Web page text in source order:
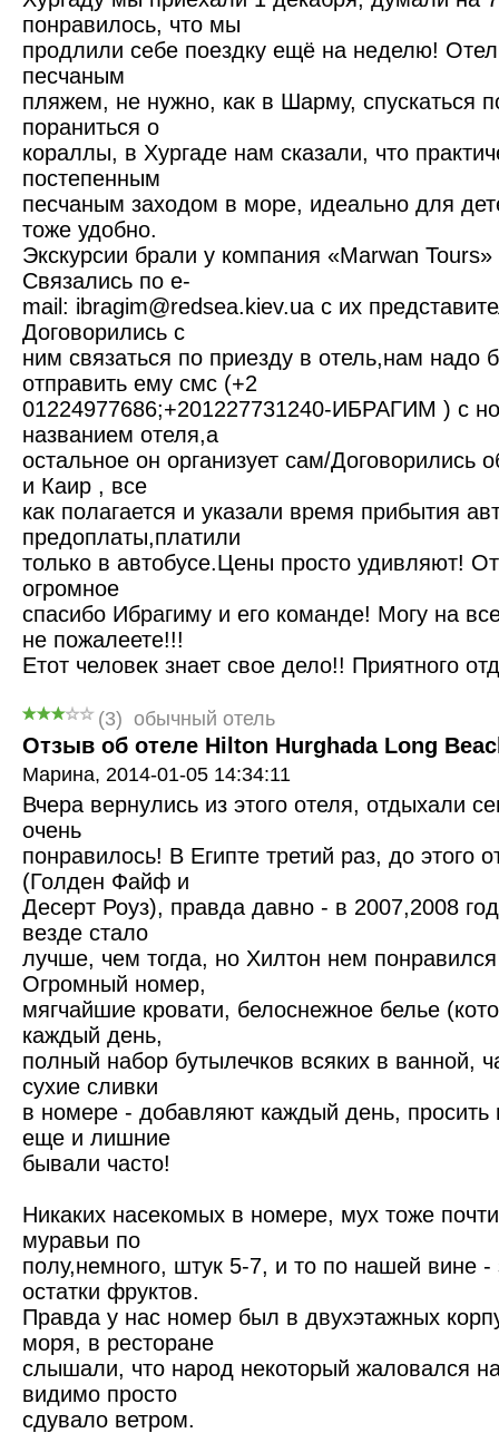
понравилось, что мы
продлили себе поездку ещё на неделю!
песчаным
пляжем, не нужно, как в Шарму, спускаться
пораниться о
кораллы, в Хургаде нам сказали, что
постепенным
песчаным заходом в море, идеально для
тоже удобно.
Экскурсии брали у компания «Marwan
Связались по e-
mail: ibragim@redsea.kiev.ua с их
Договорились с
ним связаться по приезду в отель,нам надо
отправить ему смс (+2
01224977686;+201227731240-ИБРАГИМ ) с
названием отеля,а
остальное он организует сам/Договорились
и Каир , все
как полагается и указали время прибытия
предоплаты,платили
только в автобусе.Цены просто удивляют!
огромное
спасибо Ибрагиму и его команде! Могу на
не пожалеете!!!
Етот человек знает свое дело!! Приятного
(3) обычный отель
Отзыв об отеле Hilton Hurghada Long
Марина, 2014-01-05 14:34:11
Вчера вернулись из этого отеля, отдыхали
очень
понравилось! В Египте третий раз, до этого
(Голден Файф и
Десерт Роуз), правда давно - в 2007,2008
везде стало
лучше, чем тогда, но Хилтон нем
Огромный номер,
мягчайшие кровати, белоснежное белье
каждый день,
полный набор бутылечков всяких в ванной,
сухие сливки
в номере - добавляют каждый день, просить
еще и лишние
бывали часто!
Никаких насекомых в номере, мух тоже
муравьи по
полу,немного, штук 5-7, и то по нашей вине -
остатки фруктов.
Правда у нас номер был в двухэтажных
моря, в ресторане
слышали, что народ некоторый жаловался
видимо просто
сдувало ветром.